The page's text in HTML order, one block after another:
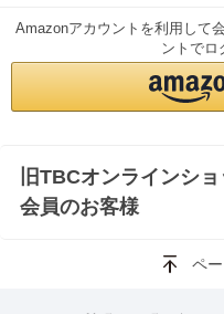
Amazonアカウントを利用して
ントでロ
旧TBCオンラインシ
会員のお客様
ペ